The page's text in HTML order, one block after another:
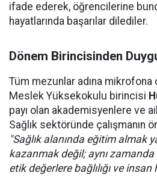
ifade ederek, öğrencilerine
hayatlarında başarılar dilediler.
Dönem Birincisinden
Tüm mezunlar adına mikrofona
Meslek Yüksekokulu birincisi
payı olan akademisyenlere ve
Sağlık sektöründe çalışmanın
"Sağlık alanında eğitim almak
kazanmak değil; aynı zamanda
etik değerlere bağlılığı ve insan